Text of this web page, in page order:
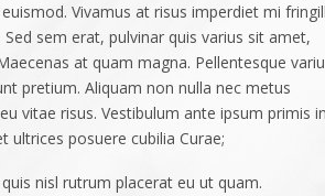
Vivamus at risus imperdiet mi
sem erat, pulvinar quis varius sit amet,
at quam magna. Pellentesque
pretium. Aliquam non nulla nec metus
vitae risus. Vestibulum ante ipsum primis
ultrices posuere cubilia Curae;
nisl rutrum placerat eu ut quam.